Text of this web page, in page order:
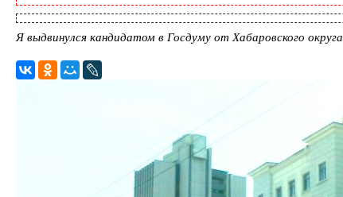
Я выдвинулся кандидатом в Госдуму от Хабаровского округа